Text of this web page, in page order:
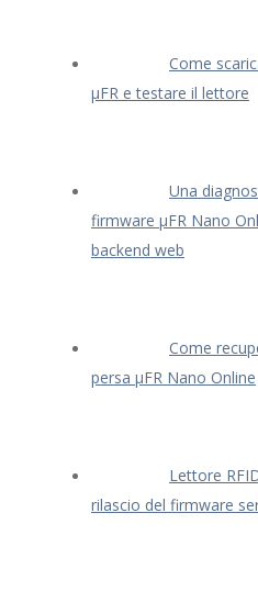
Come
μFR e testare il lettore
Una
firmware μFR Nano
backend web
Come
persa μFR Nano Online
Lettore
rilascio del firmware